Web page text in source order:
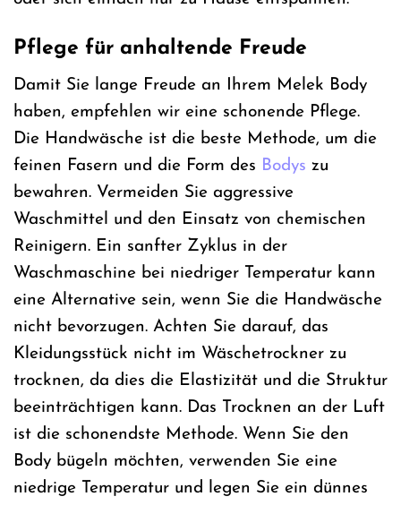
Pflege für anhaltende Freude
Damit Sie lange Freude an Ihrem Melek Body
haben, empfehlen wir eine schonende Pflege.
Die Handwäsche ist die beste Methode, um die
feinen Fasern und die Form des Bodys zu
bewahren. Vermeiden Sie aggressive
Waschmittel und den Einsatz von chemischen
Reinigern. Ein sanfter Zyklus in der
Waschmaschine bei niedriger Temperatur kann
eine Alternative sein, wenn Sie die Handwäsche
nicht bevorzugen. Achten Sie darauf, das
Kleidungsstück nicht im Wäschetrockner zu
trocknen, da dies die Elastizität und die Struktur
beeinträchtigen kann. Das Trocknen an der Luft
ist die schonendste Methode. Wenn Sie den
Body bügeln möchten, verwenden Sie eine
niedrige Temperatur und legen Sie ein dünnes